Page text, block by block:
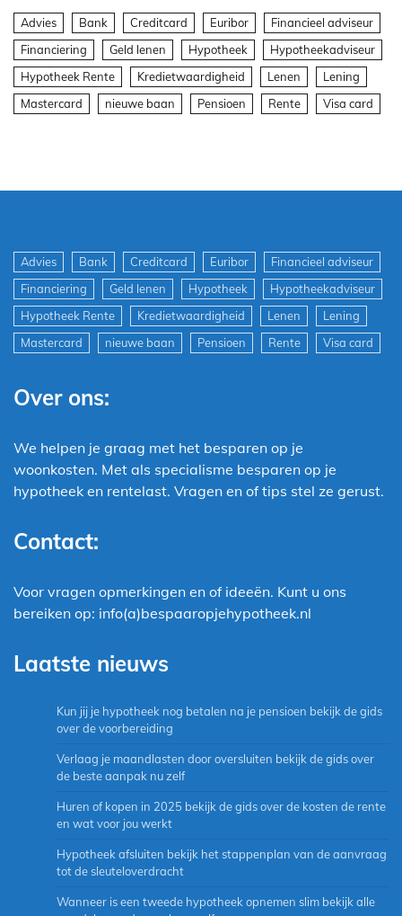
Advies Bank Creditcard Euribor
Financieel adviseur
Financiering
Geld lenen Hypotheek
Hypotheekadviseur
Hypotheek Rente
Kredietwaardigheid Lenen
Lening
Mastercard
nieuwe baan Pensioen Rente Visa card
Advies Bank Creditcard Euribor
Financieel adviseur
Financiering
Geld lenen Hypotheek
Hypotheekadviseur
Hypotheek Rente
Kredietwaardigheid Lenen
Lening
Mastercard
nieuwe baan Pensioen Rente Visa card
Over ons:
We helpen je graag met het besparen op je
woonkosten. Met als specialisme besparen op je
hypotheek en rentelast. Vragen en of tips stel ze gerust.
Contact:
Voor vragen opmerkingen en of ideeën. Kunt u ons
bereiken op: info(a)bespaaropjehypotheek.nl
Laatste nieuws
Kun jij je hypotheek nog betalen na je pensioen bekijk de gids
over de voorbereiding
Verlaag je maandlasten door oversluiten bekijk de gids over
de beste aanpak nu zelf
Huren of kopen in 2025 bekijk de gids over de kosten de rente
en wat voor jou werkt
Hypotheek afsluiten bekijk het stappenplan van de aanvraag
tot de sleuteloverdracht
Wanneer is een tweede hypotheek opnemen slim bekijk alle